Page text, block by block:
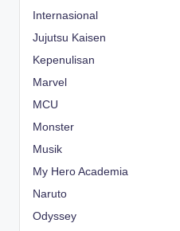
Internasional
Jujutsu Kaisen
Kepenulisan
Marvel
MCU
Monster
Musik
My Hero Academia
Naruto
Odyssey